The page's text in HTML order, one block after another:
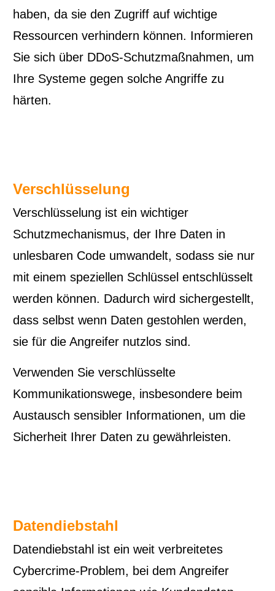
haben, da sie den Zugriff auf wichtige
Ressourcen verhindern können. Informieren
Sie sich über DDoS-Schutzmaßnahmen, um
Ihre Systeme gegen solche Angriffe zu
härten.
Verschlüsselung
Verschlüsselung ist ein wichtiger
Schutzmechanismus, der Ihre Daten in
unlesbaren Code umwandelt, sodass sie nur
mit einem speziellen Schlüssel entschlüsselt
werden können. Dadurch wird sichergestellt,
dass selbst wenn Daten gestohlen werden,
sie für die Angreifer nutzlos sind.
Verwenden Sie verschlüsselte
Kommunikationswege, insbesondere beim
Austausch sensibler Informationen, um die
Sicherheit Ihrer Daten zu gewährleisten.
Datendiebstahl
Datendiebstahl ist ein weit verbreitetes
Cybercrime-Problem, bei dem Angreifer